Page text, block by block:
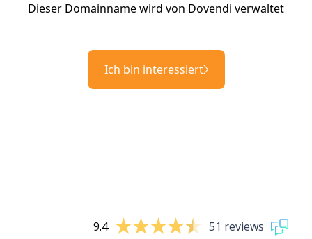
Dieser Domainname wird von Dovendi verwaltet
Ich bin interessiert
9.4 51 reviews